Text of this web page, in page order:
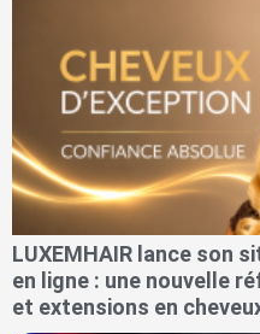
LUXEMHAIR lance son
en ligne : une nouvelle
et extensions en